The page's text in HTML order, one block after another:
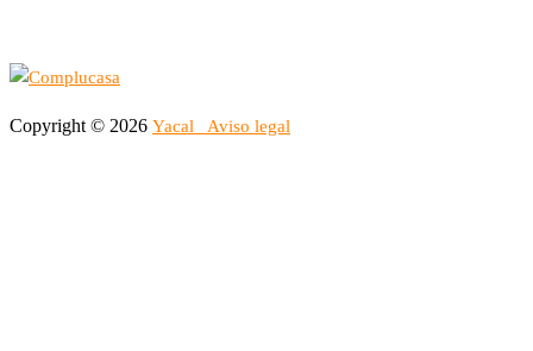
Copyright © 2026 Yacal Aviso legal